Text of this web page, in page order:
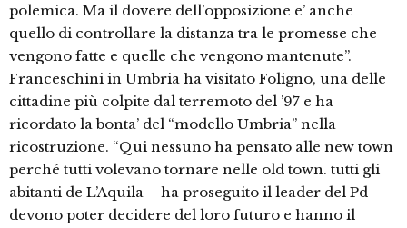
polemica. Ma il dovere dell’opposizione e’ anche
quello di controllare la distanza tra le promesse che
vengono fatte e quelle che vengono mantenute”.
Franceschini in Umbria ha visitato Foligno, una delle
cittadine più colpite dal terremoto del ’97 e ha
ricordato la bonta’ del “modello Umbria” nella
ricostruzione. “Qui nessuno ha pensato alle new town
perché tutti volevano tornare nelle old town. tutti gli
abitanti de L’Aquila – ha proseguito il leader del Pd –
devono poter decidere del loro futuro e hanno il